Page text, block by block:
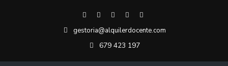
gestoria@alquilerdocente.com
679 423 197